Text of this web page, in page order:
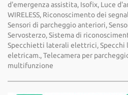
d'emergenza assistita, Isofix, Luce
WIRELESS, Riconoscimento dei
Sensori di parcheggio anteriori,
Servosterzo, Sistema di
Specchietti laterali elettrici,
eletricam., Telecamera per
multifunzione